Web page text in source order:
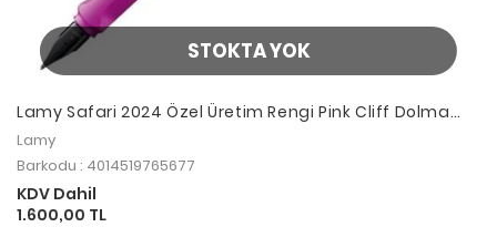
STOKTA YOK
Lamy Safari 2024 Özel Üretim Rengi Pink Cliff Dolma
Kalem M Uç
Lamy
Barkodu : 4014519765677
KDV Dahil
1.600,00 TL